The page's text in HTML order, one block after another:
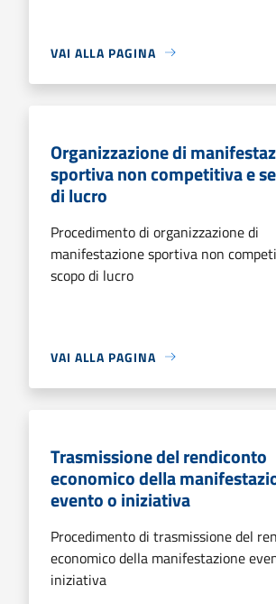
VAI ALLA PAGINA
Organizzazione di
sportiva non competitiva e
di lucro
Procedimento di organizzazione di
manifestazione sportiva non
scopo di lucro
VAI ALLA PAGINA
Trasmissione del rendiconto
economico della
evento o iniziativa
Procedimento di trasmissione del
economico della manifestazione
iniziativa